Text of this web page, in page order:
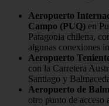
Aeropuerto
Campo (PUQ) en
Patagonia chilena,
algunas conexiones
Aeropuerto
con la Carretera
Santiago y
Aeropuerto de
otro punto de acceso